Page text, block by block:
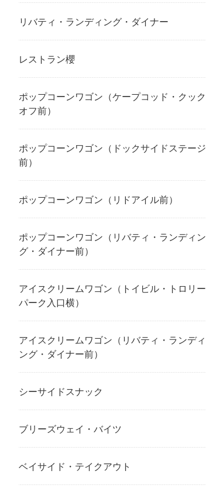
リバティ・ランディング・ダイナー
レストラン櫻
ポップコーンワゴン（ケープコッド・クック
オフ前）
ポップコーンワゴン（ドックサイドステージ
前）
ポップコーンワゴン（リドアイル前）
ポップコーンワゴン（リバティ・ランディン
グ・ダイナー前）
アイスクリームワゴン（トイビル・トロリー
パーク入口横）
アイスクリームワゴン（リバティ・ランディ
ング・ダイナー前）
シーサイドスナック
ブリーズウェイ・バイツ
ベイサイド・テイクアウト